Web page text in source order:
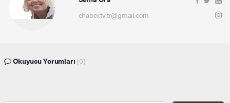
ehaber.tv.tr@gmail.com
Okuyucu Yorumları (0)